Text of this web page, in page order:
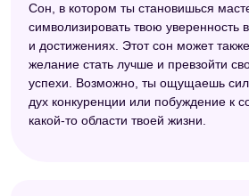
Сон, в котором ты становишься
символизировать твою уверенность
и достижениях. Этот сон может
желание стать лучше и превзойти
успехи. Возможно, ты ощущаешь
дух конкуренции или побуждение к
какой-то области твоей жизни.